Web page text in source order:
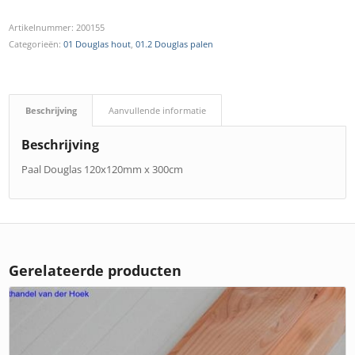
Artikelnummer:200155
Categorieën:01 Douglas hout,01.2 Douglas palen
Beschrijving Aanvullende informatie
Beschrijving
Paal Douglas 120x120mm x 300cm
Gerelateerde producten